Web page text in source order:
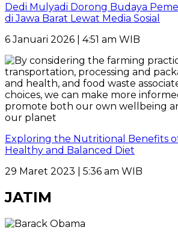
Dedi Mulyadi Dorong Budaya
di Jawa Barat Lewat Media Sosial
6 Januari 2026 | 4:51 am WIB
Exploring the Nutritional Benefits
Healthy and Balanced Diet
29 Maret 2023 | 5:36 am WIB
JATIM